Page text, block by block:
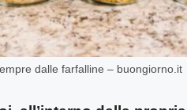
dalle farfalline – buongiorno.it